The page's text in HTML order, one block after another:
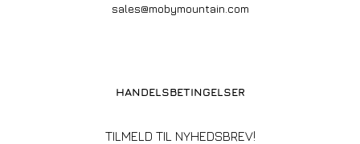
sales@mobymountain.com
HANDELSBETINGELSER
TILMELD TIL NYHEDSBREV!